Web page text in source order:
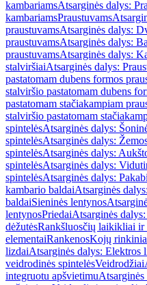
kambariamsAtsarginės dalys:
kambariamsPraustuvams
praustuvamsAtsarginės dalys:
praustuvamsAtsarginės dalys:
praustuvamsAtsarginės dalys:
stalviršiaiAtsarginės dalys:
pastatomam dubens formos
stalviršio pastatomam dubens
pastatomam stačiakampiam
stalviršio pastatomam
spintelėsAtsarginės dalys:
spintelėsAtsarginės dalys:
spintelėsAtsarginės dalys:
spintelėsAtsarginės dalys:
spintelėsAtsarginės dalys:
kambario baldaiAtsarginės
baldaiSieninės lentynos
lentynosPriedaiAtsarginės
dėžutėsRankšluosčių laikikliai ir
elementaiRankenosKojų
lizdaiAtsarginės dalys: Elektros
veidrodinės spintelėsVeidrodžiai
integruotu apšvietimu